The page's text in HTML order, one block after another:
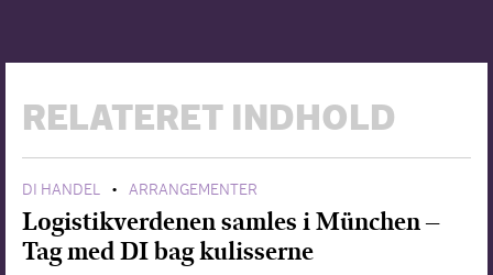
RELATERET INDHOLD
DI HANDEL • ARRANGEMENTER
Logistikverdenen samles i München –
Tag med DI bag kulisserne